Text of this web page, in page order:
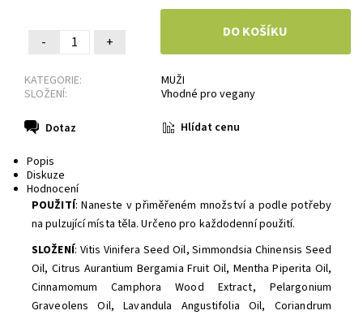
- +
KATEGORIE:
MUŽI
SLOŽENÍ:
Vhodné pro vegany
Dotaz Hlídat cenu
Popis
Diskuze
Hodnocení
POUŽITÍ: Naneste v přiměřeném množství a podle potřeby
na pulzující místa těla. Určeno pro každodenní použití.
SLOŽENÍ: Vitis Vinifera Seed Oil, Simmondsia Chinensis Seed
Oil, Citrus Aurantium Bergamia Fruit Oil, Mentha Piperita Oil,
Cinnamomum Camphora Wood Extract, Pelargonium
Graveolens Oil, Lavandula Angustifolia Oil, Coriandrum